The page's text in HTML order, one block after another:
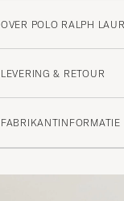
OVER POLO RALPH
LEVERING & RETOUR
FABRIKANTINFORMATIE